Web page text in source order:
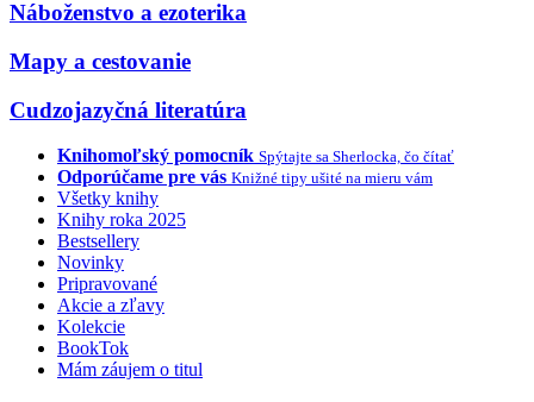
Náboženstvo a ezoterika
Mapy a cestovanie
Cudzojazyčná literatúra
Knihomoľský pomocník Spýtajte sa Sherlocka, čo čítať
Odporúčame pre vás Knižné tipy ušité na mieru vám
Všetky knihy
Knihy roka 2025
Bestsellery
Novinky
Pripravované
Akcie a zľavy
Kolekcie
BookTok
Mám záujem o titul